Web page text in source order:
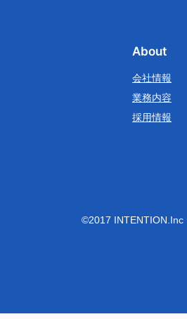
About
会社情報
業務内容
採用情報
©2017 INTENTION.Inc